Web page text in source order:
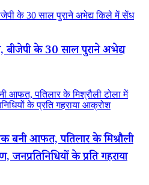
के 30 साल पुराने अभेद्य किले में सेंध
बीजेपी के 30 साल पुराने अभेद्य
आफत, पतिलार के मिश्रौली टोला में
के प्रति गहराया आक्रोश
बनी आफत, पतिलार के मिश्रौली
जनप्रतिनिधियों के प्रति गहराया